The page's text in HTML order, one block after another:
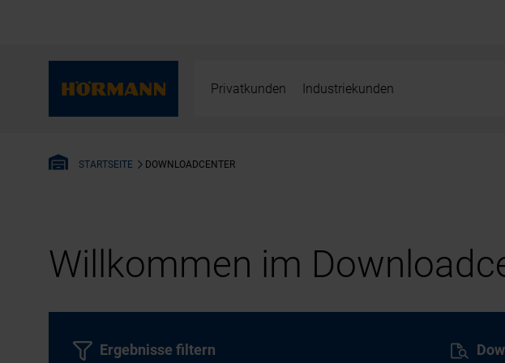
Privatkunden Industriekunden
STARTSEITE DOWNLOADCENTER
Willkommen im
Ergebnisse filtern